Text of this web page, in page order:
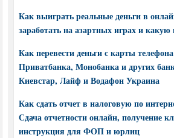
Как выиграть реальные деньги в
заработать на азартных играх и
Как перевести деньги с карты
Приватбанка, Монобанка и других
Киевстар, Лайф и Водафон Украина
Как сдать отчет в налоговую по
Сдача отчетности онлайн, получение
инструкция для ФОП и юрлиц